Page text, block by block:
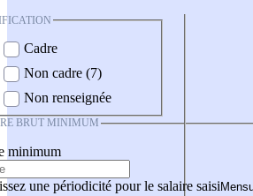
Cadre
Non cadre (7)
Non renseignée
BRUT MINIMUM
minimum
une périodicité pour le salaire saisi